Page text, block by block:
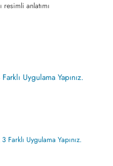
resimli anlatımı
Uygulama Yapınız.